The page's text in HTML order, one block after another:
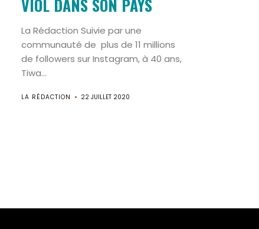
VIOL DANS SON PAYS
La Rédaction Suivie par une
communauté de plus de 11 millions
de followers sur Instagram, à 40 ans,
Tiwa...
LA RÉDACTION 22 JUILLET 2020